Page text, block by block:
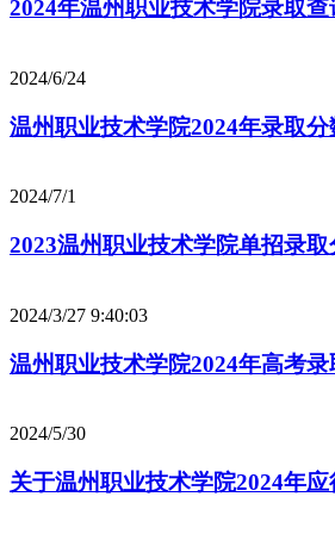
2024年温州职业技术学院录取查
2024/6/24
温州职业技术学院2024年录取
2024/7/1
2023温州职业技术学院单招录取
2024/3/27 9:40:03
温州职业技术学院2024年高考
2024/5/30
关于温州职业技术学院2024年